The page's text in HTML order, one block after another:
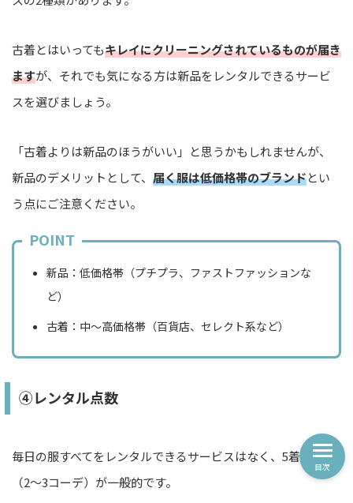
古着とはいってもキレイにクリーニングされているものが届き
ますが、それでも気になる方は新品をレンタルできるサービ
スを選びましょう。
「古着よりは新品のほうがいい」と思うかもしれませんが、
新品のデメリットとして、 届く服は低価格帯のブランドとい
う点にご注意ください。
POINT
新品：低価格帯（プチプラ、ファストファッションな
ど）
古着：中〜高価格帯（百貨店、セレクト系など）
④レンタル点数
毎日の服すべてをレンタルできるサービスはなく、5着前後
（2〜3コーデ）が一般的です。
目次